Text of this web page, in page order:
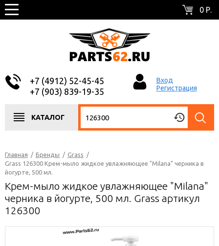
0 Р.
+7 (4912) 52-45-45
+7 (903) 839-19-35
Вход
Регистрация
КАТАЛОГ
Главная / Бренды / Grass /
Grass 126300 Крем-мыло жидкое увлажняющее "Milana" черника в
йогурте, 500 мл.
Крем-мыло жидкое увлажняющее "Milana"
черника в йогурте, 500 мл. Grass артикул
126300